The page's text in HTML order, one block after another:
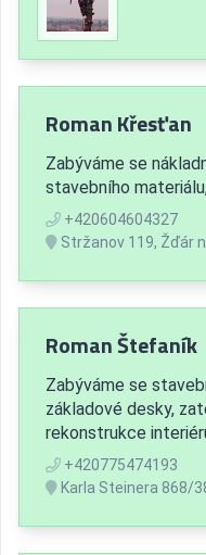
Roman Křesťan
Zabýváme se
stavebního
+420604604327
Stržanov 119, Žďár
Roman Štefaník
Zabýváme se
základové desky,
rekonstrukce
+420775474193
Karla Steinera 868/